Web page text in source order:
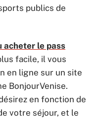
publics de
acheter le pass
facile, il vous
en ligne sur un site
BonjourVenise.
en fonction de
votre séjour, et le